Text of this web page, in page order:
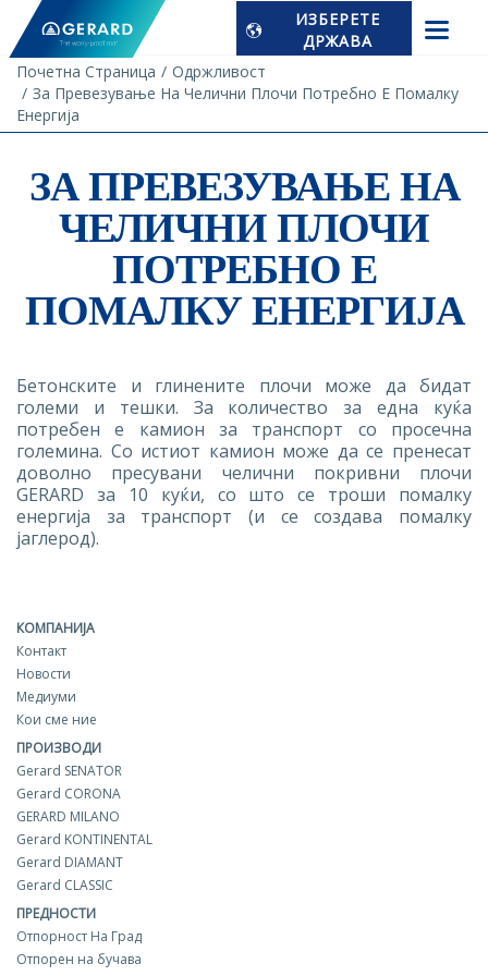
ИЗБЕРЕТЕ
ДРЖАВА
Почетна Страница
Одржливост
За Превезување На Челични Плочи Потребно Е Помалку
Енергија
ЗА ПРЕВЕЗУВАЊЕ НА
ЧЕЛИЧНИ ПЛОЧИ
ПОТРЕБНО Е
ПОМАЛКУ ЕНЕРГИЈА
Бетонските и глинените плочи може да бидат
големи и тешки. За количество за една куќа
потребен е камион за транспорт со просечна
големина. Со истиот камион може да се пренесат
доволно пресувани челични покривни плочи
GERARD за 10 куќи, со што се троши помалку
енергија за транспорт (и се создава помалку
јаглерод).
КОМПАНИЈА
Контакт
Новости
Медиуми
Кои сме ние
ПРОИЗВОДИ
Gerard SENATOR
Gerard CORONA
GERARD MILANO
Gerard KONTINENTAL
Gerard DIAMANT
Gerard CLASSIC
ПРЕДНОСТИ
Отпорност На Град
Отпорен на бучава